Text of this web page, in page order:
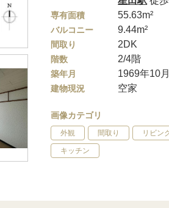
専有面積 55.63m²
バルコニー 9.44m²
間取り 2DK
階数 2/4階
築年月 1969年10月
建物現況 空家
画像カテゴリ
外観 間取り リビン
キッチン